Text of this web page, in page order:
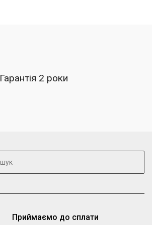
Гарантія 2 роки
Приймаємо до сплати